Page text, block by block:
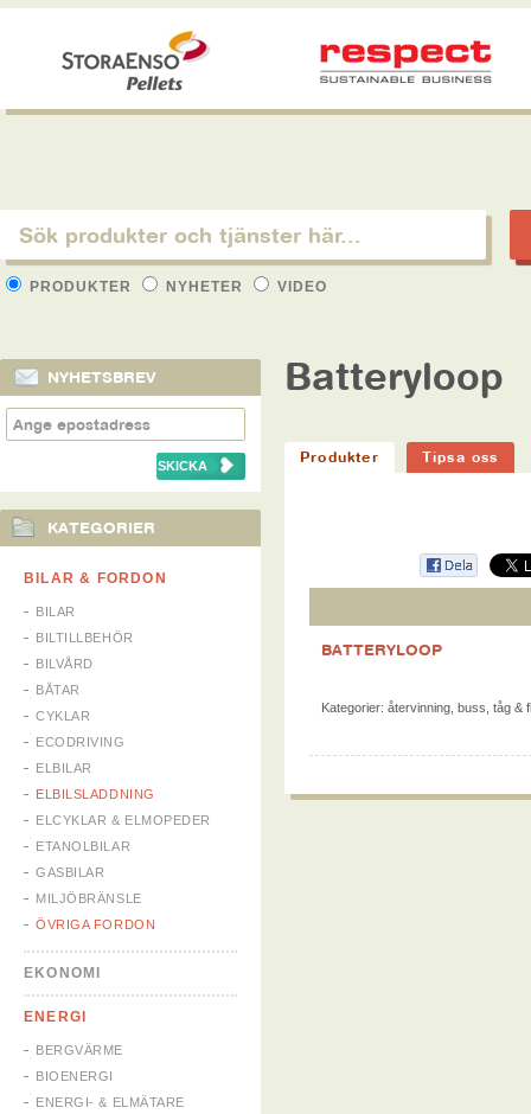
PRODUKTER NYHETER VIDEO
NYHETSBREV
KATEGORIER
BILAR & FORDON
BILAR
BILTILLBEHÖR
BILVÅRD
BÅTAR
CYKLAR
ECODRIVING
ELBILAR
ELBILSLADDNING
ELCYKLAR & ELMOPEDER
ETANOLBILAR
GASBILAR
MILJÖBRÄNSLE
ÖVRIGA FORDON
EKONOMI
ENERGI
BERGVÄRME
BIOENERGI
ENERGI- & ELMÄTARE
Batteryloop
Produkter Tipsa oss
BATTERYLOOP
Kategorier: återvinning buss, tåg &